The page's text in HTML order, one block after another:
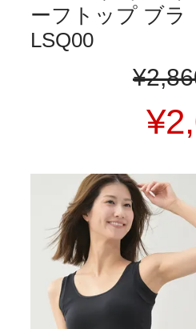
ーフトップ ブラ
LSQ00
¥
¥